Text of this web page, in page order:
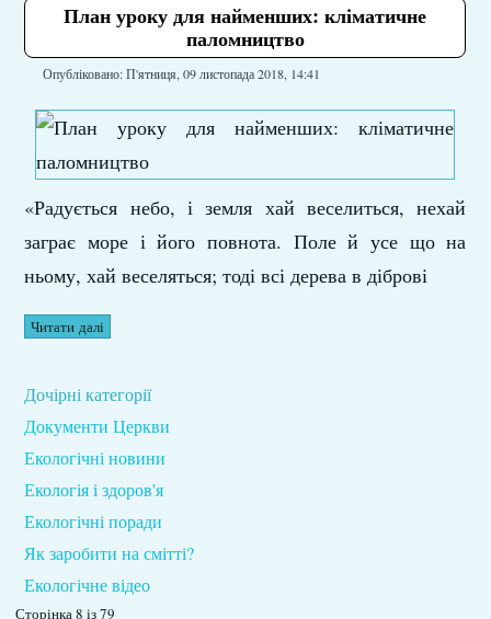
План уроку для найменших: кліматичне
паломництво
Опубліковано: П'ятниця, 09 листопада 2018, 14:41
«Радується небо, і земля хай веселиться, нехай
заграє море і його повнота. Поле й усе що на
ньому, хай веселяться; тоді всі дерева в діброві
Читати далі
Дочірні категорії
Документи Церкви
Екологічні новини
Екологія і здоров'я
Екологічні поради
Як заробити на смітті?
Екологічне відео
Сторінка 8 із 79